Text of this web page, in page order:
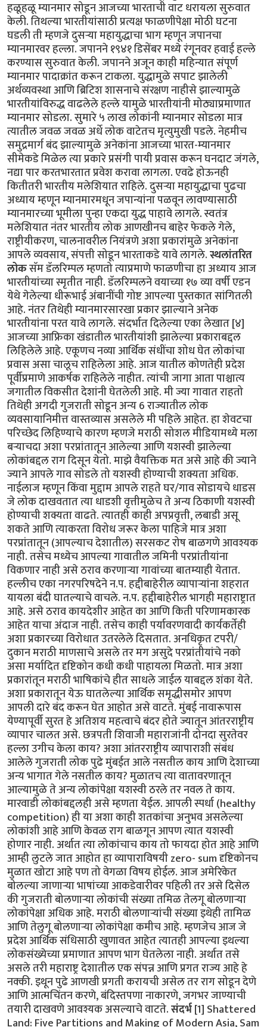
हळूहळू म्यानमार सोडून आजच्या भारताची वाट धरायला सुरुवात
केली. तिथल्या भारतीयांसाठी प्रत्यक्ष फाळणीपेक्षा मोठी घटना
घडली ती म्हणजे दुसऱ्या महायुद्धाचा भाग म्हणून जपानचा
म्यानमारवर हल्ला. जपानने १९४१ डिसेंबर मध्ये रंगूनवर हवाई हल्ले
करण्यास सुरुवात केली. जपानने अजून काही महिन्यात संपूर्ण
म्यानमार पादाक्रांत करून टाकला. युद्धामुळे सपाट झालेली
अर्थव्यवस्था आणि ब्रिटिश शासनाचे संरक्षण नाहीसे झाल्यामुळे
भारतीयांविरुद्ध वाढलेले हल्ले यामुळे भारतीयांनी मोठ्याप्रमाणात
म्यानमार सोडला. सुमारे ५ लाख लोकांनी म्यानमार सोडला मात्र
त्यातील जवळ जवळ अर्धे लोक वाटेतच मृत्युमुखी पडले. नेहमीच
समुद्रमार्ग बंद झाल्यामुळे अनेकांना आजच्या भारत-म्यानमार
सीमेकडे मिळेल त्या प्रकारे प्रसंगी पायी प्रवास करून घनदाट जंगले,
नद्या पार करतभारतात प्रवेश करावा लागला. एवढे होऊनही
कितीतरी भारतीय मलेशियात राहिले. दुसऱ्या महायुद्धाचा पुढचा
अध्याय म्हणून म्यानमारमधून जपान्यांना पळवून लावण्यासाठी
म्यानमारच्या भूमीला पुन्हा एकदा युद्ध पाहावे लागले. स्वतंत्र
मलेशियात नंतर भारतीय लोक आणखीनच बाहेर फेकले गेले,
राष्ट्रीयीकरण, चालनावरील नियंत्रणे अशा प्रकारांमुळे अनेकांना
आपले व्यवसाय, संपत्ती सोडून भारताकडे यावे लागले.स्थलांतरित
लोकसॅम डॅलरिम्पल म्हणतो त्याप्रमाणे फाळणीचा हा अध्याय आज
भारतीयांच्या स्मृतीत नाही. डॅलरिम्पलने वयाच्या १७ व्या वर्षी एडन
येथे गेलेल्या धीरूभाई अंबानींची गोष्ट आपल्या पुस्तकात सांगितली
आहे. नंतर तिथेही म्यानमारसारखा प्रकार झाल्याने अनेक
भारतीयांना परत यावे लागले. संदर्भात दिलेल्या एका लेखात [४]
आजच्या आफ्रिका खंडातील भारतीयांशी झालेल्या प्रकाराबद्दल
लिहिलेले आहे. एकूणच नव्या आर्थिक संधींचा शोध घेत लोकांचा
प्रवास असा चालूच राहिलेला आहे. आज यातील कोणतेही प्रदेश
पूर्वीप्रमाणे आकर्षक राहिलेले नाहीत. त्यांची जागा आता पाश्चात्य
जगातील विकसीत देशांनी घेतलेली आहे. मी ज्या गावात राहतो
तिथेही अगदी गुजराती सोडून अन्य 6 राज्यातील लोक
व्यवसायानिमीत्त वास्तव्यास असलेले मी पहिले आहेत. हा शेवटचा
परिच्छेद लिहिण्याचे कारण म्हणजे मराठी सोशल मीडियामध्ये मला
बऱ्याचदा अशा परप्रांतातून आलेल्या आणि यशस्वी झालेल्या
लोकांबद्दल राग दिसून येतो. माझे वैयक्तिक मत असे आहे की ज्याने
ज्याने आपले गाव सोडले तो यशस्वी होण्याची शक्यता अधिक.
नाईलाज म्हणून किंवा मुद्दाम आपले राहते घर/गाव सोडायचे धाडस
जे लोक दाखवतात त्या धाडशी वृत्तीमुळेच ते अन्य ठिकाणी यशस्वी
होण्याची शक्यता वाढते. त्यातही काही अपप्रवृत्ती, लबाडी असू
शकते आणि त्याकरता विरोध जरूर केला पाहिजे मात्र अशा
परप्रांतातून (आपल्याच देशातील) सरसकट रोष बाळगणे आवश्यक
नाही. तसेच मध्येच आपल्या गावातील जमिनी परप्रांतीयांना
विकणार नाही असे ठराव करणाऱ्या गावांच्या बातम्याही येतात.
हल्लीच एका नगरपरिषदेने न.प. हद्दीबाहेरील व्यापाऱ्यांना शहरात
यायला बंदी घातल्याचे वाचले. न.प. हद्दीबाहेरील भागही महाराष्ट्रात
आहे. असे ठराव कायदेशीर आहेत का आणि किती परिणामकारक
आहेत याचा अंदाज नाही. तसेच काही पर्यावरणवादी कार्यकर्तेही
अशा प्रकारच्या विरोधात उतरलेले दिसतात. अनधिकृत टपरी/
दुकान मराठी माणसाचे असले तर मग असुदे परप्रांतीयांचे नको
असा मर्यादित दृष्टिकोन कधी कधी पाहायला मिळतो. मात्र अशा
प्रकारांतून मराठी भाषिकांचे हीत साधले जाईल याबद्दल शंका येते.
अशा प्रकारातून येऊ घातलेल्या आर्थिक समृद्धीसमोर आपण
आपली दारे बंद करून घेत आहोत असे वाटते. मुंबई नावारूपास
येण्यापूर्वी सुरत हे अतिशय महत्वाचे बंदर होते ज्यातून आंतरराष्ट्रीय
व्यापार चालत असे. छत्रपती शिवाजी महाराजांनी दोनदा सुरतेवर
हल्ला उगीच केला काय? अशा आंतरराष्ट्रीय व्यापाराशी संबंध
आलेले गुजराती लोक पुढे मुंबईत आले नसतील काय आणि देशाच्या
अन्य भागात गेले नसतील काय? मुळातच त्या वातावरणातून
आल्यामुळे ते अन्य लोकांपेक्षा यशस्वी ठरले तर नवल ते काय.
मारवाडी लोकांबद्दलही असे म्हणता येईल. आपली स्पर्धा (healthy
competition) ही या अशा काही शतकांचा अनुभव असलेल्या
लोकांशी आहे आणि केवळ राग बाळगून आपण त्यात यशस्वी
होणार नाही. अर्थात त्या लोकांचाच काय तो फायदा होत आहे आणि
आम्ही लुटले जात आहोत हा व्यापाराविषयी zero- sum दृष्टिकोनच
मुळात खोटा आहे पण तो वेगळा विषय होईल. आज अमेरिकेत
बोलल्या जाणाऱ्या भाषांच्या आकडेवारीवर पहिली तर असे दिसेल
की गुजराती बोलणाऱ्या लोकांची संख्या तमिळ तेलगू बोलणाऱ्या
लोकांपेक्षा अधिक आहे. मराठी बोलणाऱ्यांची संख्या इथेही तामिळ
आणि तेलुगू बोलणाऱ्या लोकांपेक्षा कमीच आहे. म्हणजेच आज जे
प्रदेश आर्थिक संधिसाठी खुणावत आहेत त्यातही आपल्या इथल्या
लोकसंख्येच्या प्रमाणात आपण भाग घेतलेला नाही. अर्थात तसे
असले तरी महाराष्ट्र देशातील एक संपन्न आणि प्रगत राज्य आहे हे
नक्की. इथून पुढे आणखी प्रगती करायची असेल तर राग सोडून देणे
आणि आत्मचिंतन करणे, बंदिस्तपणा नाकारणे, जगभर जाण्याची
तयारी दाखवणे आवश्यक असल्याचे वाटते.संदर्भ[1] Shattered
Land: Five Partitions and Making of Modern Asia, Sam